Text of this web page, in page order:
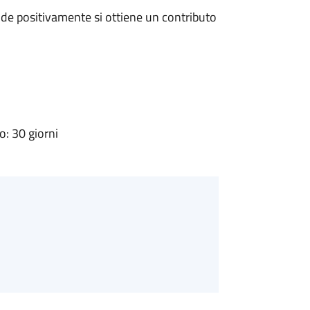
positivamente si ottiene un contributo
30 giorni